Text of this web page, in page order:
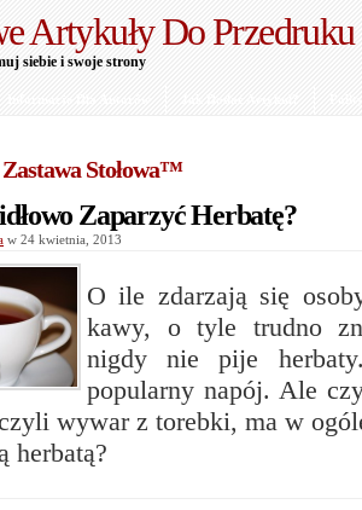
Artykuły Do Przedruku
siebie i swoje strony
Stołowa™
Zaparzyć Herbatę?
w 24 kwietnia, 2013
O ile zdarzają się
kawy, o tyle trudno
nigdy nie pije
popularny napój. Ale
wywar z torebki, ma w
herbatą?